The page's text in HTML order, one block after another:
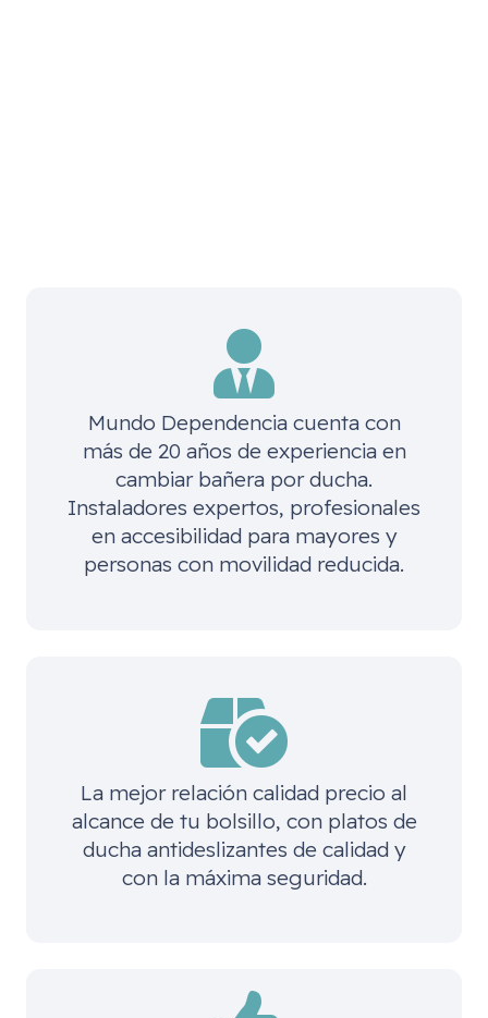
Mundo Dependencia cuenta con
más de 20 años de experiencia en
cambiar bañera por ducha.
Instaladores expertos, profesionales
en accesibilidad para mayores y
personas con movilidad reducida.
La mejor relación calidad precio al
alcance de tu bolsillo, con platos de
ducha antideslizantes de calidad y
con la máxima seguridad.